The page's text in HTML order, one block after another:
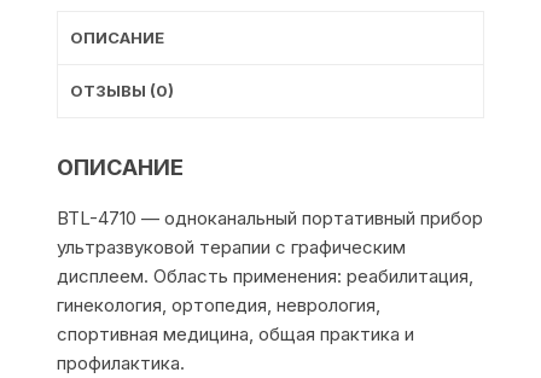
ОПИСАНИЕ
ОТЗЫВЫ (0)
ОПИСАНИЕ
BTL-4710 — одноканальный портативный прибор
ультразвуковой терапии с графическим
дисплеем. Область применения: реабилитация,
гинекология, ортопедия, неврология,
спортивная медицина, общая практика и
профилактика.